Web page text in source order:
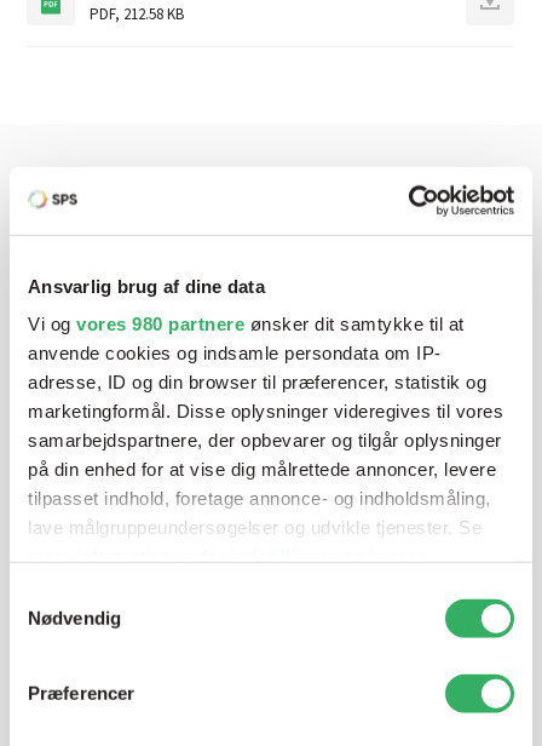
Ansvarlig brug af dine data
Vi og vores 980 partnere ønsker dit samtykke til at
anvende cookies og indsamle persondata om IP-
adresse, ID og din browser til præferencer, statistik og
marketingformål. Disse oplysninger videregives til vores
samarbejdspartnere, der opbevarer og tilgår oplysninger
på din enhed for at vise dig målrettede annoncer, levere
tilpasset indhold, foretage annonce- og indholdsmåling,
lave målgruppeundersøgelser og udvikle tjenester. Se
tilbage eller ændre indstillinger fra vores
"Cookiedeklaration", eller ved at trykke på "Privacy
Nødvendig
Præferencer
PDF, 212.58 KB
Har du brug for hjælp? Vi sidder
autolakering. Lige meget om du skal bruge en enkelt farve,
en sprøjtepistol eller om du har behov for en
blandeanlægsløsning, kan vi hjælpe dig.
Mandag - Torsdag 07:00-15:30